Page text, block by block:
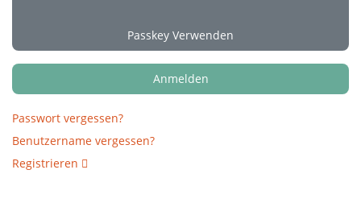
Passkey Verwenden
Anmelden
Passwort vergessen?
Benutzername vergessen?
Registrieren